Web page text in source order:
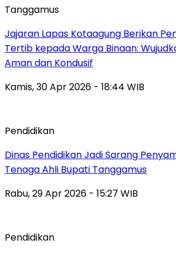
Tanggamus
Jajaran Lapas Kotaagung Berikan
Tertib kepada Warga Binaan:
Aman dan Kondusif
Kamis, 30 Apr 2026 - 18:44 WIB
Pendidikan
Dinas Pendidikan Jadi Sarang
Tenaga Ahli Bupati Tanggamus
Rabu, 29 Apr 2026 - 15:27 WIB
Pendidikan